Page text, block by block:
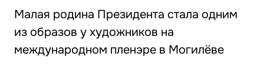
Малая родина Президента стала одним
из образов у художников на
международном пленэре в Могилёве